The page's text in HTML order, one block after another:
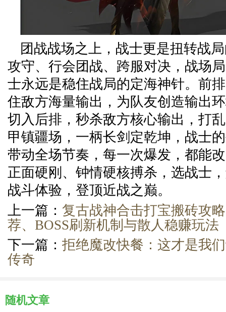
团战战场之上，战士更是扭转战
攻守、行会团战、跨服对决，战场
士永远是稳住战局的定海神针。前
住敌方海量输出，为队友创造输出
切入后排，秒杀敌方核心输出，打
甲镇疆场，一柄长剑定乾坤，战士
带动全场节奏，每一次爆发，都能
正面硬刚、钟情硬核搏杀，选战士
战斗体验，登顶近战之巅。
上一篇： 复古战神合击打宝搬砖攻
荐、BOSS刷新机制与散人稳赚玩法
下一篇： 拒绝魔改快餐：这才是我
传奇
随机文章